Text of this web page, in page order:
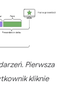
Pierwsza
kliknie